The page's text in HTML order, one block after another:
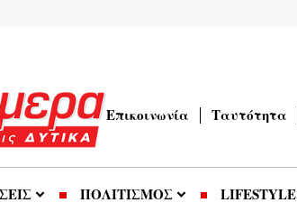
Επικοινωνία Ταυτότητα
ΠΟΛΙΤΙΣΜΟΣ LIFESTYLE